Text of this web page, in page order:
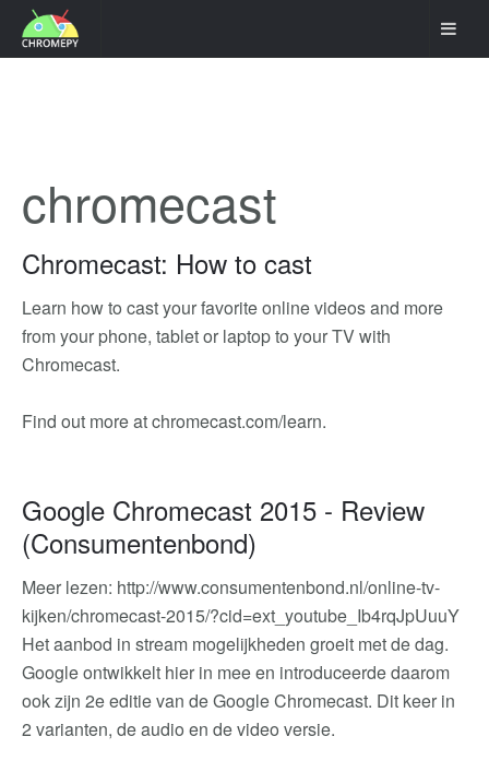
chromecast
Chromecast: How to cast
Learn how to cast your favorite online videos and more
from your phone, tablet or laptop to your TV with
Chromecast.
Find out more at chromecast.com/learn.
Google Chromecast 2015 - Review
(Consumentenbond)
Meer lezen: http://www.consumentenbond.nl/online-tv-
kijken/chromecast-2015/?cid=ext_youtube_Ib4rqJpUuuY
Het aanbod in stream mogelijkheden groeit met de dag.
Google ontwikkelt hier in mee en introduceerde daarom
ook zijn 2e editie van de Google Chromecast. Dit keer in
2 varianten, de audio en de video versie.